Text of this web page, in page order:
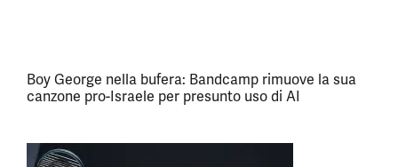
Boy George nella bufera: Bandcamp rimuove la sua
canzone pro-Israele per presunto uso di AI